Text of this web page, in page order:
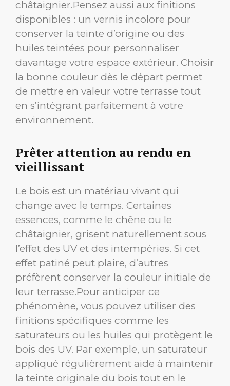
châtaignier.Pensez aussi aux finitions
disponibles : un vernis incolore pour
conserver la teinte d’origine ou des
huiles teintées pour personnaliser
davantage votre espace extérieur. Choisir
la bonne couleur dès le départ permet
de mettre en valeur votre terrasse tout
en s’intégrant parfaitement à votre
environnement.
Prêter attention au rendu en
vieillissant
Le bois est un matériau vivant qui
change avec le temps. Certaines
essences, comme le chêne ou le
châtaignier, grisent naturellement sous
l’effet des UV et des intempéries. Si cet
effet patiné peut plaire, d’autres
préfèrent conserver la couleur initiale de
leur terrasse.Pour anticiper ce
phénomène, vous pouvez utiliser des
finitions spécifiques comme les
saturateurs ou les huiles qui protègent le
bois des UV. Par exemple, un saturateur
appliqué régulièrement aide à maintenir
la teinte originale du bois tout en le